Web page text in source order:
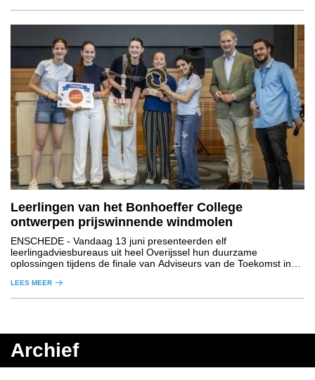
Leerlingen van het Bonhoeffer College
ontwerpen prijswinnende windmolen
ENSCHEDE - Vandaag 13 juni presenteerden elf
leerlingadviesbureaus uit heel Overijssel hun duurzame
oplossingen tijdens de finale van Adviseurs van de Toekomst in
LEES MEER
Archief